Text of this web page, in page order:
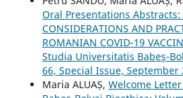
Oral Presentations Abstracts:
CONSIDERATIONS AND
ROMANIAN COVID-19
Studia Universitatis Babeş-
66, Special Issue, September
Maria ALUAȘ, Welcome Letter